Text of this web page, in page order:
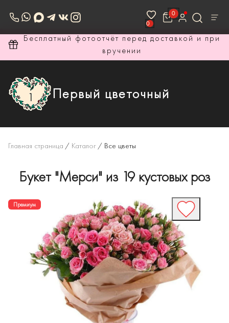
Бесплатный фотоотчёт перед доставкой и при
вручении
0
0
Первый цветочный
Главная страница / Каталог / Все цветы
Букет "Мерси" из 19 кустовых роз
Премиум